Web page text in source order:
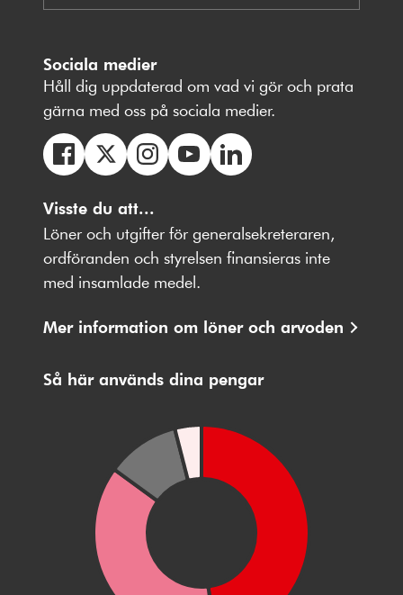
Sociala medier
Håll dig uppdaterad om vad vi gör och prata
gärna med oss på sociala medier.
oss
på
Facebbok
oss
på
oss
på
Instagram
på
Youtube
på
LinkedIn
Visste du att...
Löner och utgifter för generalsekreteraren,
ordföranden och styrelsen finansieras inte
med insamlade medel.
Mer information om löner och arvoden
Så här används dina pengar